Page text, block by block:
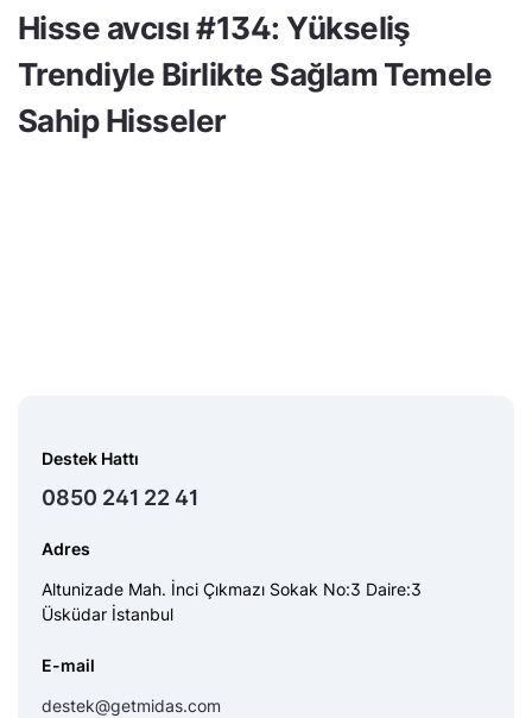
Hisse avcısı #134: Yükseliş
Trendiyle Birlikte Sağlam Temele
Sahip Hisseler
Destek Hattı
0850 241 22 41
Adres
Altunizade Mah. İnci Çıkmazı Sokak No:3 Daire:3
Üsküdar İstanbul
E-mail
destek@getmidas.com